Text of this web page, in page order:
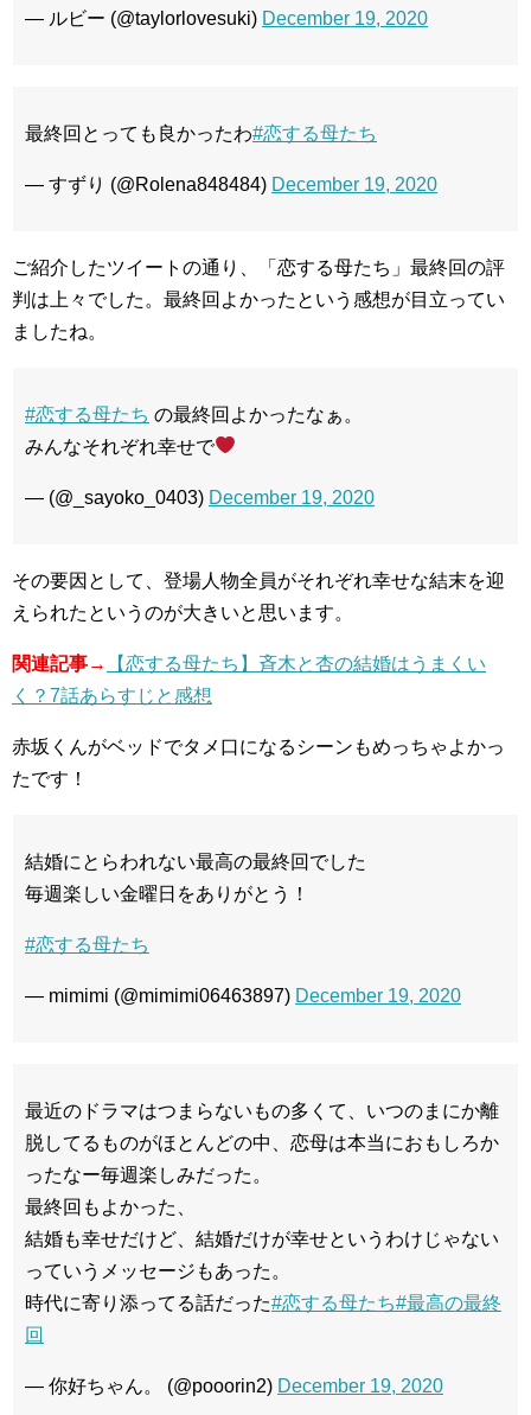
— ルビー (@taylorlovesuki) December 19, 2020
最終回とっても良かったわ#恋する母たち
— すずり (@Rolena848484) December 19, 2020
ご紹介したツイートの通り、「恋する母たち」最終回の評
判は上々でした。最終回よかったという感想が目立ってい
ましたね。
#恋する母たち の最終回よかったなぁ。
みんなそれぞれ幸せで
— (@_sayoko_0403) December 19, 2020
その要因として、登場人物全員がそれぞれ幸せな結末を迎
えられたというのが大きいと思います。
関連記事→
【恋する母たち】斉木と杏の結婚はうまくい
く？7話あらすじと感想
赤坂くんがベッドでタメ口になるシーンもめっちゃよかっ
たです！
結婚にとらわれない最高の最終回でした
毎週楽しい金曜日をありがとう！
#恋する母たち
— mimimi (@mimimi06463897) December 19, 2020
最近のドラマはつまらないもの多くて、いつのまにか離
脱してるものがほとんどの中、恋母は本当におもしろか
ったなー毎週楽しみだった。
最終回もよかった、
結婚も幸せだけど、結婚だけが幸せというわけじゃない
っていうメッセージもあった。
時代に寄り添ってる話だった#恋する母たち#最高の最終
回
— 你好ちゃん。 (@pooorin2) December 19, 2020